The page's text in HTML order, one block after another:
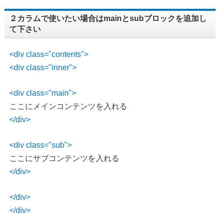
２カラムで使いたい場合はmainとsubブロックを追加し
て下さい
<div class="contents">
<div class="inner">
<div class="main">
ここにメインコンテンツを入れる
</div>
<div class="sub">
ここにサブコンテンツを入れる
</div>
</div>
</div>